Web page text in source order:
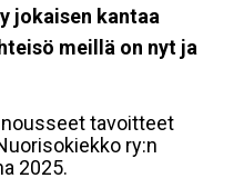
jokaisen kantaa
meillä on nyt ja
tavoitteet
ry:n
2025.